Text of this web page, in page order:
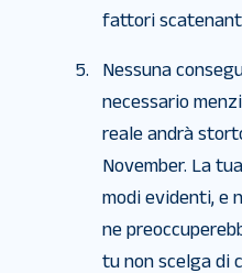
fattori
Nessuna
necessario
reale andrà
November. La
modi evidenti, e
ne
tu non scelga di